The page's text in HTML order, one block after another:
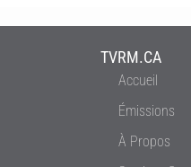
TVRM.CA
Accueil
Émissions
À Propos